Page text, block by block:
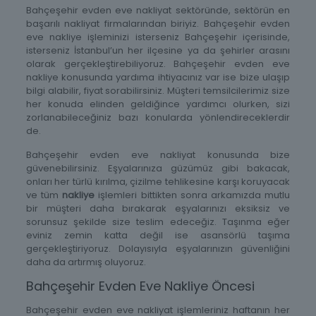
Bahçeşehir evden eve nakliyat sektöründe, sektörün en
başarılı nakliyat firmalarından biriyiz. Bahçeşehir evden
eve nakliye işleminizi isterseniz Bahçeşehir içerisinde,
isterseniz İstanbul’un her ilçesine ya da şehirler arasını
olarak gerçekleştirebiliyoruz. Bahçeşehir evden eve
nakliye konusunda yardıma ihtiyacınız var ise bize ulaşıp
bilgi alabilir, fiyat sorabilirsiniz. Müşteri temsilcilerimiz size
her konuda elinden geldiğince yardımcı olurken, sizi
zorlanabileceğiniz bazı konularda yönlendireceklerdir
de.
Bahçeşehir evden eve nakliyat konusunda bize
güvenebilirsiniz. Eşyalarınıza güzümüz gibi bakacak,
onları her türlü kırılma, çizilme tehlikesine karşı koruyacak
ve tüm nakliye işlemleri bittikten sonra arkamızda mutlu
bir müşteri daha bırakarak eşyalarınızı eksiksiz ve
sorunsuz şekilde size teslim edeceğiz. Taşınma eğer
eviniz zemin katta değil ise asansörlü taşıma
gerçekleştiriyoruz. Dolayısıyla eşyalarınızın güvenliğini
daha da artırmış oluyoruz.
Bahçeşehir Evden Eve Nakliye Öncesi
Bahçeşehir evden eve nakliyat işlemleriniz haftanın her